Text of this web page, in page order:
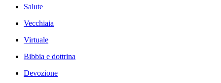
Salute
Vecchiaia
Virtuale
Bibbia e dottrina
Devozione